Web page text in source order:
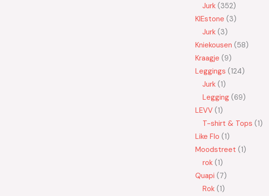
Jurk 352
KIEstone 3
Jurk 3
Kniekousen 58
Kraagje 9
Leggings 124
Jurk 1
Legging 69
LEVV 1
T-shirt & Tops 1
Like Flo 1
Moodstreet 1
rok 1
Quapi 7
Rok 1